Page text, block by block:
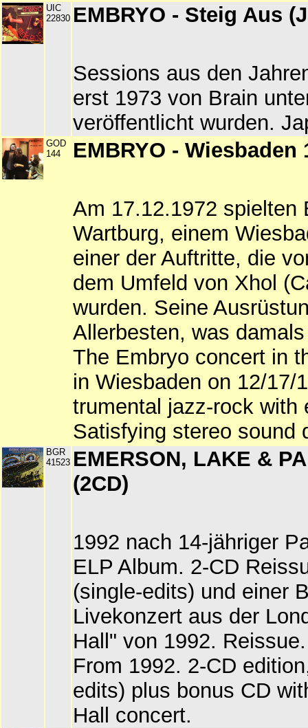
UIC
22830 EMBRYO - Steig Aus
Sessions aus den
erst 1973 von Brain
veröffentlicht wurden.
GOD
144
EMBRYO - Wiesbaden
Am 17.12.1972 spielten
Wartburg, einem
einer der Auftritte, die
dem Umfeld von Xhol
wurden. Seine
Allerbesten, was
The Embryo concert in
in Wiesbaden on 12/17/
trumental jazz-rock with
Satisfying stereo sound
BGR
41523 EMERSON, LAKE &
(2CD)
1992 nach 14-jähriger
ELP Album. 2-CD
(single-edits) und einer
Livekonzert aus der
Hall" von 1992. Reissue.
From 1992. 2-CD
edits) plus bonus CD
Hall concert.